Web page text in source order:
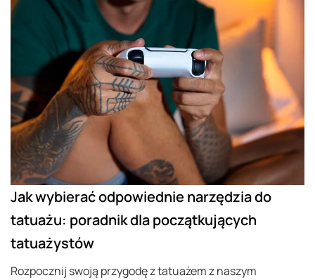
Jak wybierać odpowiednie narzędzia do
tatuażu: poradnik dla początkujących
tatuażystów
Rozpocznij swoją przygodę z tatuażem z naszym